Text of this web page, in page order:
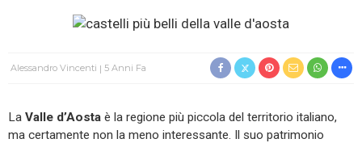
Alessandro Vincenti 5 Anni Fa
La Valle d’Aosta è la regione più piccola del territorio italiano,
ma certamente non la meno interessante. Il suo patrimonio